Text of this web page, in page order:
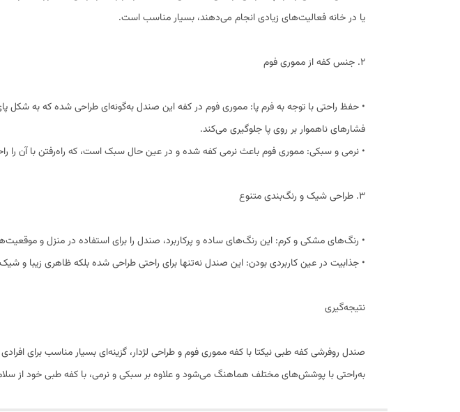
یا در خانه فعالیت‌های زیادی انجام می‌دهند، بسیار مناسب است.
۲. جنس کفه از مموری فوم
• حفظ راحتی با توجه به فرم پا: مموری فوم در کفه این صندل به‌گونه‌ای طراحی شده که به شکل
فشارهای ناهموار بر روی پا جلوگیری می‌کند.
• نرمی و سبکی: مموری فوم باعث نرمی کفه شده و در عین حال سبک است، که راه‌رفتن با آن را
۳. طراحی شیک و رنگ‌بندی متنوع
• رنگ‌های مشکی و کرم: این رنگ‌های ساده و پرکاربرد، صندل را برای استفاده در منزل و
• جذابیت در عین کاربردی بودن: این صندل نه‌تنها برای راحتی طراحی شده بلکه ظاهری زیبا
نتیجه‌گیری
صندل روفرشی کفه طبی نیکتا با کفه مموری فوم و طراحی لژدار، گزینه‌ای بسیار مناسب برای
به‌راحتی با پوشش‌های مختلف هماهنگ می‌شود و علاوه بر سبکی و نرمی، با کفه طبی خود از